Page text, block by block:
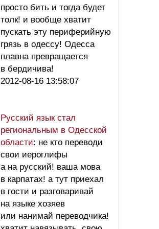
просто бить и тогда будет
толк! и вообще хватит
пускать эту периферийную
грязь в одессу! Одесса
плавна превращается
в бердичива!
2012-08-16 13:58:07
Русский язык стал
региональным в Одесской
области: не кто переводи
свои иероглифы
а на русский! ваша мова
в карпатах! а тут приехал
в гости и разговаривай
на языке хозяев
или нанимай переводчика!